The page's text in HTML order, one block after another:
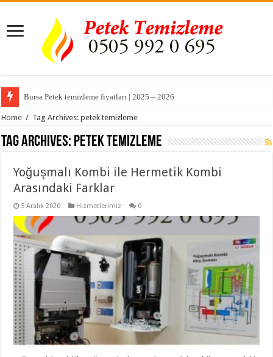
Bursa Petek temizleme fiyatları | 2025 – 2026
Home / Tag Archives: petek temizleme
Tag Archives: petek temizleme
Yoğuşmalı Kombi ile Hermetik Kombi
Arasındaki Farklar
5 Aralık 2020 Hizmetlerimiz 0